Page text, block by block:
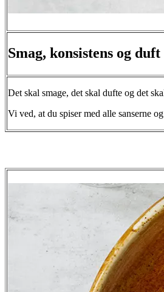
Smag, konsistens og duft
Det skal smage, det skal dufte og det
Vi ved, at du spiser med alle sanserne